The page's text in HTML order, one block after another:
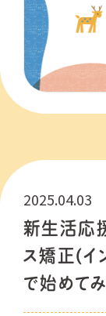
新生活応
ス矯正(イ
で始めて
2025.04.03